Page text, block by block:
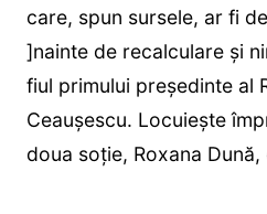
care, spun sursele, ar fi
]nainte de recalculare și
fiul primului președinte al
Ceaușescu. Locuiește
doua soție, Roxana